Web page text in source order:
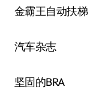
金霸王自动扶梯
汽车杂志
坚固的BRA